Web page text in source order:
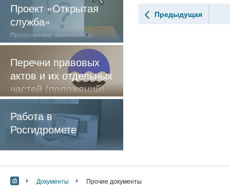
Проект «Открытая
служба»
Предложения, замечания и
отзывы о нашей работе
Перечни правовых
актов и их отдельных
частей (положений),
содержащие
обязательные
требования
Работа в
Росгидромете
Предыдущая
Документы Прочие документы